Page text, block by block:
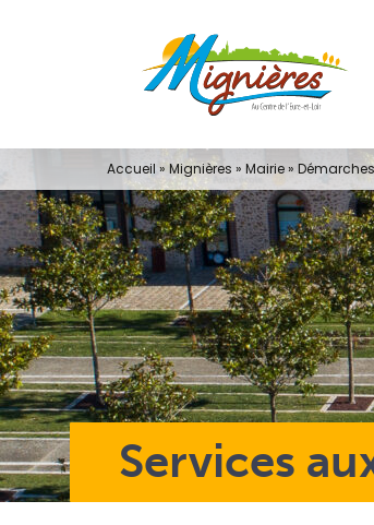
Services
Accueil » Mignières » Mairie»